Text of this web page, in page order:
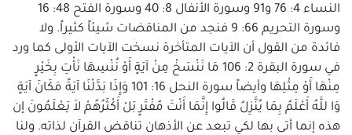
النساء 4: 76 و91 وسورة الأنفال 8: 40 وسورة الفتح 48: 16
وسورة التحريم 66: 9 فنجد من المناقضات شيئاً كثيراً. ولا
فائدة من القول أن الآيات المتأخرة نسخت الآيات الأولى كما ورد
في سورة البقرة 2: 106 مَا نَنْسَخْ مِنْ آيَةٍ أَوْ نُنْسِهَا نَأْتِ بِخَيْرٍ
مِنْهَا أَوْ مِثْلِهَا وأيضاً سورة النحل 16: 101 وَإِذَا بَدَّلْنَا آيَةً مَكَانَ آيَةٍ
وَا للَّهُ أَعْلَمُ بِمَا يُنَّزِلُ قَالُوا إِنَّمَا أَنْتَ مُفْتَرٍ بَلْ أَكْثَرُهُمْ لاَ يَعْلَمُونَ إن
هذه إنما أتى بها لكي تبعد عن الأذهان تناقض القرآن لذاته. ولنا